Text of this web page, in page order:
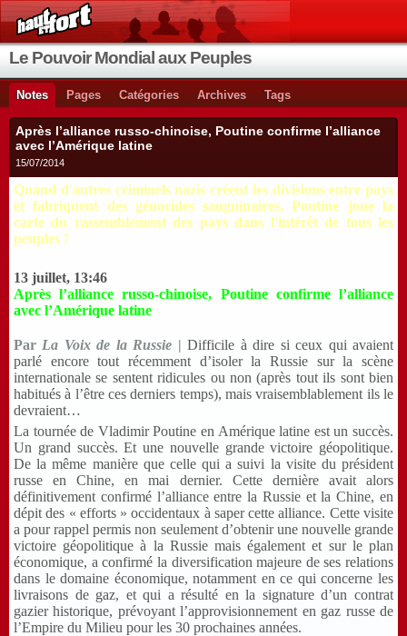
Le Pouvoir Mondial aux Peuples
Notes Pages Catégories Archives Tags
Après l’alliance russo-chinoise, Poutine confirme l’alliance
avec l’Amérique latine
15/07/2014
Quand d'autres criminels nazis créent les divisions entre pays
et fabriquent des génocides sanguinaires, Poutine joue la
carte du rassemblement des pays dans l'intérêt de tous les
peuples !
13 juillet, 13:46
Après l’alliance russo-chinoise, Poutine confirme l’alliance
avec l’Amérique latine
Par La Voix de la Russie |Difficile à dire si ceux qui avaient
parlé encore tout récemment d’isoler la Russie sur la scène
internationale se sentent ridicules ou non (après tout ils sont bien
habitués à l’être ces derniers temps), mais vraisemblablement ils le
devraient…
La tournée de Vladimir Poutine en Amérique latine est un succès.
Un grand succès. Et une nouvelle grande victoire géopolitique.
De la même manière que celle qui a suivi la visite du président
russe en Chine, en mai dernier. Cette dernière avait alors
définitivement confirmé l’alliance entre la Russie et la Chine, en
dépit des « efforts » occidentaux à saper cette alliance. Cette visite
a pour rappel permis non seulement d’obtenir une nouvelle grande
victoire géopolitique à la Russie mais également et sur le plan
économique, a confirmé la diversification majeure de ses relations
dans le domaine économique, notamment en ce qui concerne les
livraisons de gaz, et qui a résulté en la signature d’un contrat
gazier historique, prévoyant l’approvisionnement en gaz russe de
l’Empire du Milieu pour les 30 prochaines années.